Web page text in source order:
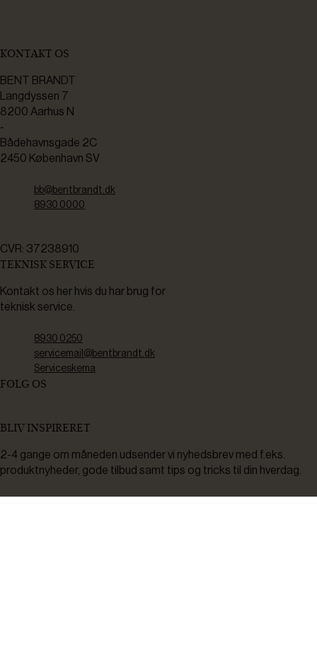
KONTAKT OS
BENT BRANDT
Langdyssen 7
8200 Aarhus N
-
Bådehavnsgade 2C
2450 København SV
bb@bentbrandt.dk
8930 0000
CVR: 37238910
TEKNISK SERVICE
Kontakt os her hvis du har brug for
teknisk service.
8930 0250
servicemail@bentbrandt.dk
Serviceskema
FØLG OS
BLIV INSPIRERET
2-4 gange om måneden udsender vi nyhedsbrev med f.eks.
produktnyheder, gode tilbud samt tips og tricks til din hverdag.